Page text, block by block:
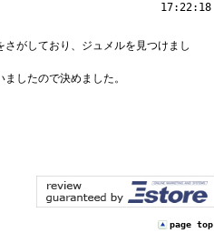
17:22:18
がしており、ジュメルを見つけまし
したので決めました。
page top